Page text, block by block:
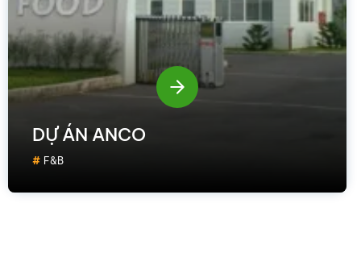
DỰ ÁN ANCO
F&B